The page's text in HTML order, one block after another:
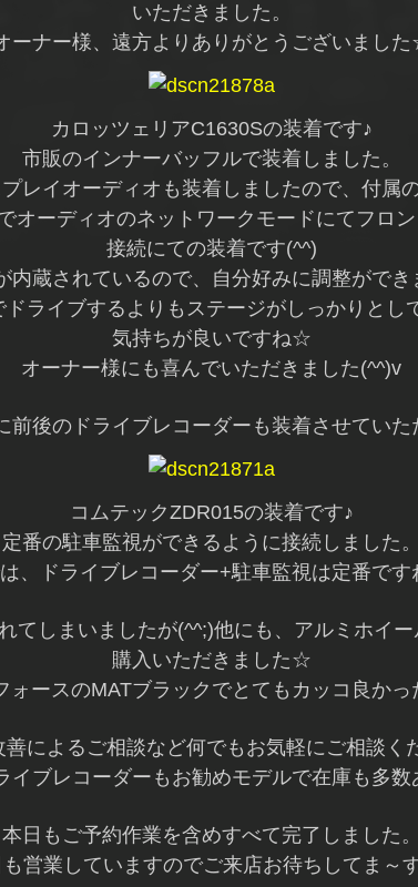
いただきました。
ーナー様、遠方よりありがとうございまし
カロッツェリアC1630Sの装着です♪
市販のインナーバッフルで装着しました。
レイオーディオも装着しましたので、付属
オーディオのネットワークモードにてフロ
接続にての装着です(^^)
内蔵されているので、自分好みに調整ができ
ドライブするよりもステージがしっかりとし
気持ちが良いですね☆
オーナー様にも喜んでいただきました(^^)v
前後のドライブレコーダーも装着させていた
コムテックZDR015の装着です♪
定番の駐車監視ができるように接続しました。
、ドライブレコーダー+駐車監視は定番です
てしまいましたが(^^;)他にも、アルミホイ
購入いただきました☆
ォースのMATブラックでとてもカッコ良か
善によるご相談など何でもお気軽にご相談く
イブレコーダーもお勧めモデルで在庫も多数
本日もご予約作業を含めすべて完了しました。
営業していますのでご来店お待ちしてま～